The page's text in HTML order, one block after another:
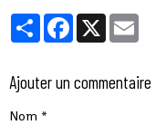
PartagerFacebook
X
Ajouter un commentaire
Nom